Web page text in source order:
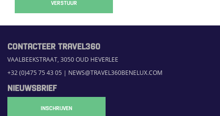
VERSTUUR
CONTACTEER TRAVEL360
VAALBEEKSTRAAT, 3050 OUD HEVERLEE
+32 (0)475 75 43 05 | NEWS@TRAVEL360BENELUX.COM
NIEUWSBRIEF
INSCHRIJVEN